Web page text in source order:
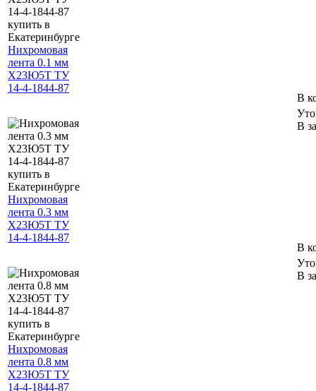
Нихромовая
лента 0.1 мм
Х23Ю5Т ТУ
14-4-1844-87
В
Нихромовая
лента 0.3 мм
Х23Ю5Т ТУ
14-4-1844-87
В
В
Нихромовая
лента 0.8 мм
Х23Ю5Т ТУ
14-4-1844-87
В